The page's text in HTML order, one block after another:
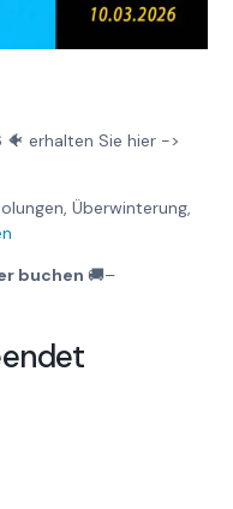
erhalten Sie hier ->
Überwinterung,
buchen 🚚–